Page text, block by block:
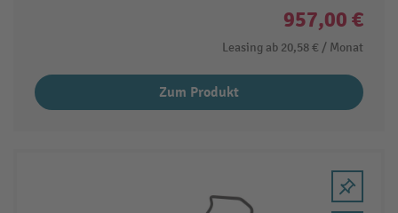
957,00 €
Leasing ab 20,58 € / Monat
Zum Produkt